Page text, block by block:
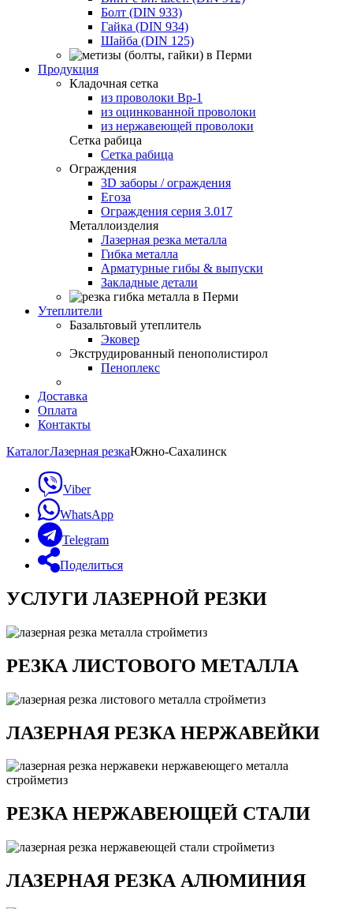
Болт (DIN 933)
Гайка (DIN 934)
Шайба (DIN 125)
Продукция
Кладочная сетка
из проволоки Вр-1
из оцинкованной проволоки
из нержавеющей проволоки
Сетка рабица
Сетка рабица
Ограждения
3D заборы / ограждения
Егоза
Ограждения серия 3.017
Металлоизделия
Лазерная резка металла
Гибка металла
Арматурные гибы & выпуски
Закладные детали
Утеплители
Базальтовый утеплитель
Эковер
Экструдированный пенополистирол
Пеноплекс
Доставка
Оплата
Контакты
КаталогЛазерная резкаЮжно-Сахалинск
Viber
WhatsApp
Telegram
Поделиться
УСЛУГИ ЛАЗЕРНОЙ РЕЗКИ
РЕЗКА ЛИСТОВОГО МЕТАЛЛА
ЛАЗЕРНАЯ РЕЗКА НЕРЖАВЕЙКИ
РЕЗКА НЕРЖАВЕЮЩЕЙ СТАЛИ
ЛАЗЕРНАЯ РЕЗКА АЛЮМИНИЯ